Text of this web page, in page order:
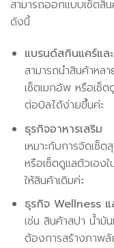
สามารถออกแบบเซ็ตสิ
ดังนี้
แบรนด์สกินแคร์แล
สามารถนำสินค้าหล
เซ็ตเมกอัพ หรือเซ็
ต่อบิลได้ง่ายขึ้นค่ะ
ธุรกิจอาหารเสริม
เหมาะกับการจัดเซ็
หรือเซ็ตดูแลตัวเอ
ให้สินค้าเดิมค่ะ
ธุรกิจ Wellness
เช่น สินค้าสปา น้ำ
ต้องการสร้างภาพ